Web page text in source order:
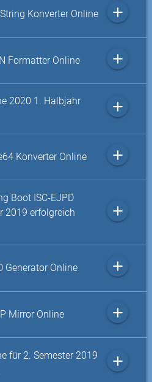
Konverter Online add
Formatter Online add
2020 1. Halbjahr
add
Konverter Online add
Boot ISC-EJPD
2019 erfolgreich
add
Generator Online add
Mirror Online add
für 2. Semester 2019
add